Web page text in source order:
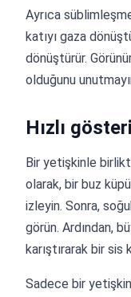
Ayrıca
katıyı gaza
dönüştürür.
olduğunu
Hızlı
Bir yetişkinle
olarak, bir buz
izleyin. Sonra,
görün. Ardından,
karıştırarak bir sis
Sadece bir